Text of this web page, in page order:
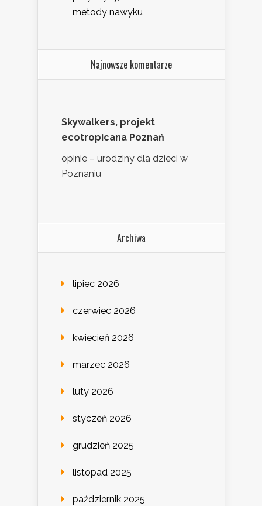
metody nawyku
Najnowsze komentarze
Skywalkers, projekt
ecotropicana Poznań
opinie – urodziny dla dzieci w
Poznaniu
Archiwa
lipiec 2026
czerwiec 2026
kwiecień 2026
marzec 2026
luty 2026
styczeń 2026
grudzień 2025
listopad 2025
październik 2025